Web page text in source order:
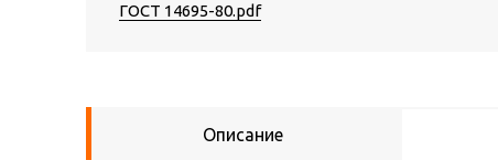
ГОСТ 14695-80.pdf
Описание